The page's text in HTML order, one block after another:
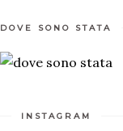
DOVE SONO STATA
INSTAGRAM